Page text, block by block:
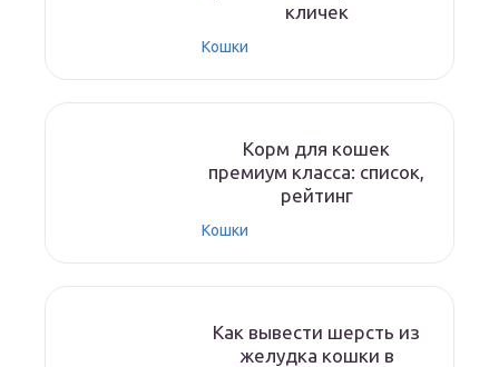
кличек
Кошки
Корм для кошек
премиум класса: список,
рейтинг
Кошки
Как вывести шерсть из
желудка кошки в